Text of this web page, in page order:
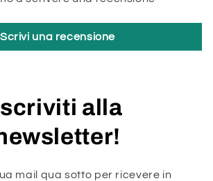
Scrivi una recensione
alla
mail qua sotto per ricevere in